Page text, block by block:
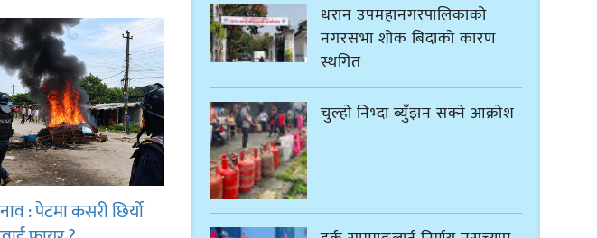
: पेटमा कसरी छिर्यो
धरान उपमहानगरपालिकाको
नगरसभा शोक बिदाको कारण
स्थगित
चुल्हो निभ्दा ब्युँझन सक्ने आक्रोश